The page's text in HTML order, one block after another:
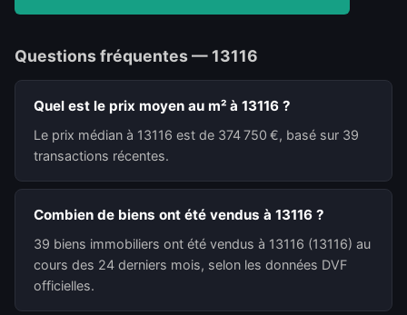
Questions fréquentes — 13116
Quel est le prix moyen au m² à 13116 ?
Le prix médian à 13116 est de 374 750 €, basé sur 39
transactions récentes.
Combien de biens ont été vendus à 13116 ?
39 biens immobiliers ont été vendus à 13116 (13116) au
cours des 24 derniers mois, selon les données DVF
officielles.